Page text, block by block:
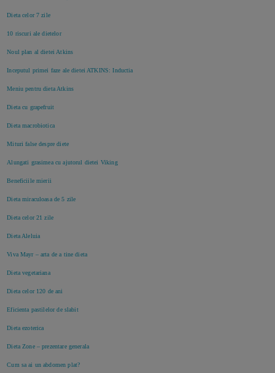
Dieta celor 7 zile
10 riscuri ale dietelor
Noul plan al dietei Atkins
Inceputul primei faze ale dietei ATKINS: Inductia
Meniu pentru dieta Atkins
Dieta cu grapefruit
Dieta macrobiotica
Mituri false despre diete
Alungati grasimea cu ajutorul dietei Viking
Beneficiile mierii
Dieta miraculoasa de 5 zile
Dieta celor 21 zile
Dieta Aleluia
Viva Mayr – arta de a tine dieta
Dieta vegetariana
Dieta celor 120 de ani
Eficienta pastilelor de slabit
Dieta ezoterica
Dieta Zone – prezentare generala
Cum sa ai un abdomen plat?